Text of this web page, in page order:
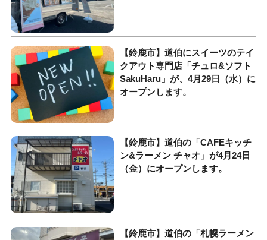
【鈴鹿市】道伯にスイーツのテイ
クアウト専門店「チュロ&ソフト
SakuHaru」が、4月29日（水）に
オープンします。
【鈴鹿市】道伯の「CAFEキッチ
ン&ラーメン チャオ」が4月24日
（金）にオープンします。
【鈴鹿市】道伯の「札幌ラーメン